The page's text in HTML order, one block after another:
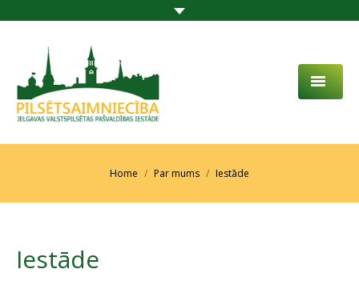
PAR MUMS
Home Par mums Iestāde
Iestāde